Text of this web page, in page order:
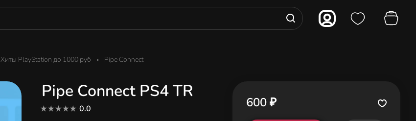
Хиты PlayStation до 1000 руб Pipe Connect
Pipe Connect PS4 TR
0.0 600 ₽